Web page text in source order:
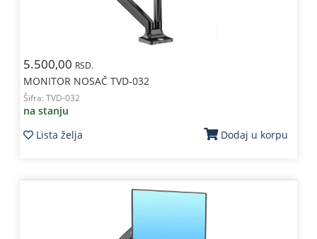
5.500,00 RSD.
MONITOR NOSAČ TVD-032
Šifra: TVD-032
na stanju
Lista želja
Dodaj u korpu